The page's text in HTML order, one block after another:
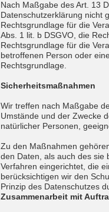
Nach Maßgabe des Art. 13
Datenschutzerklärung nicht
Rechtsgrundlage für die
Abs. 1 lit. b DSGVO, die
Rechtsgrundlage für die
betroffenen Person oder
Rechtsgrundlage.
Sicherheitsmaßnahmen
Wir treffen nach Maßgabe
Umstände und der Zwecke
natürlicher Personen,
Zu den Maßnahmen
den Daten, als auch des sie
Verfahren eingerichtet, die
berücksichtigen wir den
Prinzip des Datenschutzes
Zusammenarbeit mit